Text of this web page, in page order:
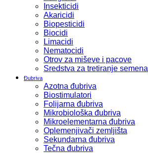
Insekticidi
Akaricidi
Biopesticidi
Biocidi
Limacidi
Nematocidi
Otrov za miševe i pacove
Sredstva za tretiranje semena
Đubriva
Azotna đubriva
Biostimulatori
Folijarna đubriva
Mikrobiološka đubriva
Mikroelementarna đubriva
Oplemenjivači zemljišta
Sekundarna đubriva
Tečna đubriva